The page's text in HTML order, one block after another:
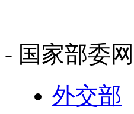
- 国家部委
外交部